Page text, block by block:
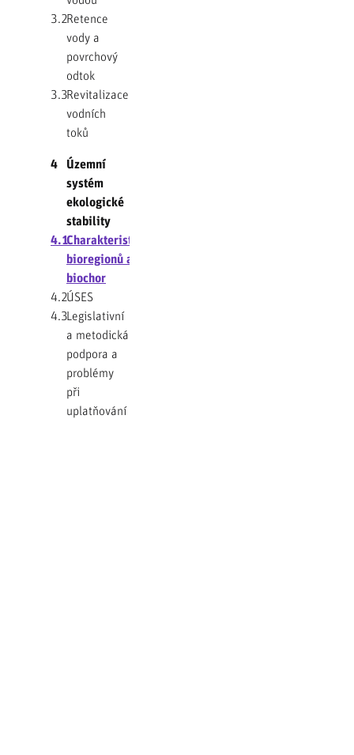
3.2Retence
vody a
povrchový
odtok
3.3Revitalizace
vodních
toků
4
Územní
systém
ekologické
stability
4.1Charakteristiky
bioregionů a
biochor
4.2ÚSES
4.3Legislativní
a metodická
podpora a
problémy
při
uplatňování